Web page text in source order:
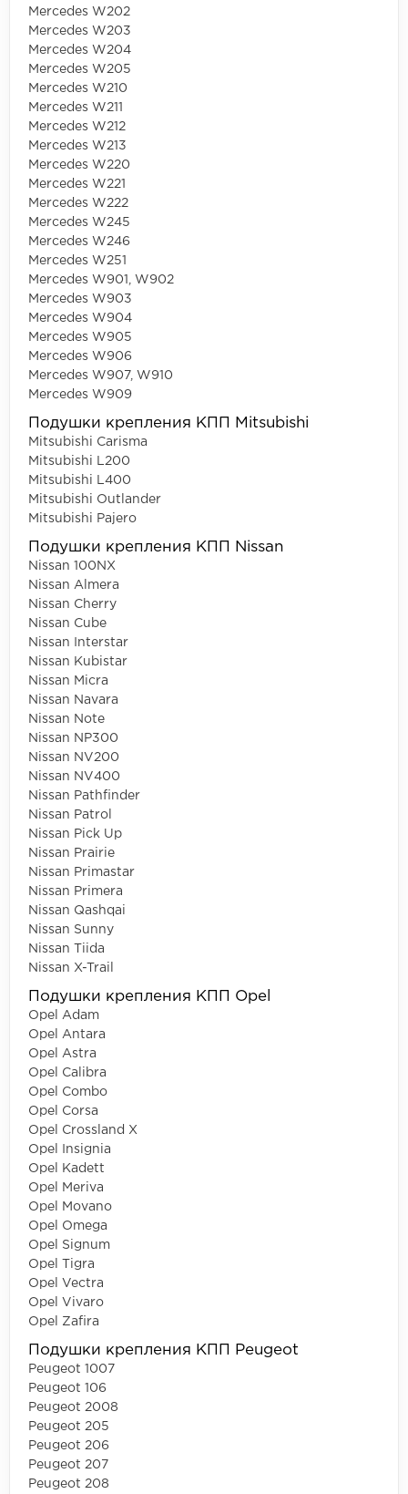
Mercedes W202
Mercedes W203
Mercedes W204
Mercedes W205
Mercedes W210
Mercedes W211
Mercedes W212
Mercedes W213
Mercedes W220
Mercedes W221
Mercedes W222
Mercedes W245
Mercedes W246
Mercedes W251
Mercedes W901, W902
Mercedes W903
Mercedes W904
Mercedes W905
Mercedes W906
Mercedes W907, W910
Mercedes W909
Подушки крепления КПП Mitsubishi
Mitsubishi Carisma
Mitsubishi L200
Mitsubishi L400
Mitsubishi Outlander
Mitsubishi Pajero
Подушки крепления КПП Nissan
Nissan 100NX
Nissan Almera
Nissan Cherry
Nissan Cube
Nissan Interstar
Nissan Kubistar
Nissan Micra
Nissan Navara
Nissan Note
Nissan NP300
Nissan NV200
Nissan NV400
Nissan Pathfinder
Nissan Patrol
Nissan Pick Up
Nissan Prairie
Nissan Primastar
Nissan Primera
Nissan Qashqai
Nissan Sunny
Nissan Tiida
Nissan X-Trail
Подушки крепления КПП Opel
Opel Adam
Opel Antara
Opel Astra
Opel Calibra
Opel Combo
Opel Corsa
Opel Crossland X
Opel Insignia
Opel Kadett
Opel Meriva
Opel Movano
Opel Omega
Opel Signum
Opel Tigra
Opel Vectra
Opel Vivaro
Opel Zafira
Подушки крепления КПП Peugeot
Peugeot 1007
Peugeot 106
Peugeot 2008
Peugeot 205
Peugeot 206
Peugeot 207
Peugeot 208